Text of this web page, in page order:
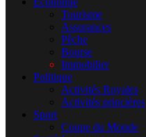
Tourisme
Assurances
Pêche
Bourse
Immobilier
Politique
Activités Royales
Activités princières
Sport
Coupe du Monde